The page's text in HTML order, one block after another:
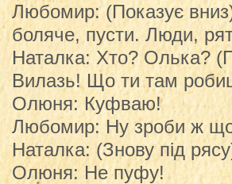
Любомир: (Показує
боляче, пусти. Люди,
Наталка: Хто? Олька?
Вилазь! Що ти там
Олюня: Куфваю!
Любомир: Ну зроби ж
Наталка: (Знову під
Олюня: Не пуфу!